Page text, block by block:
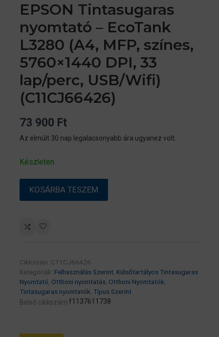
EPSON Tintasugaras
nyomtató – EcoTank
L3280 (A4, MFP, színes,
5760×1440 DPI, 33
lap/perc, USB/Wifi)
(C11CJ66426)
73 900 Ft
Az elmúlt 30 nap legalacsonyabb ára ugyanez volt.
Készleten
EPSON
(A4,
MFP,
színes,
5760×1440
DPI,
lap/perc,
KOSÁRBA TESZEM
Cikkszám: C11CJ66426
Kategóriák: Felhasználás Szerint Külsőtartályos Tintasugaras
Nyomtató Otthoni nyomtatás Otthoni Nyomtatók
Tintasugaras nyomtatók Típus Szerint
Belső cikkszám:f1137611738